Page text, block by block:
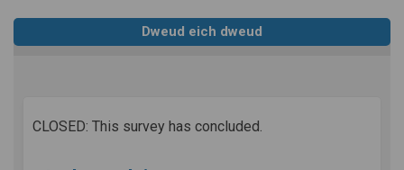
Dweud eich dweud
CLOSED: This survey has concluded.